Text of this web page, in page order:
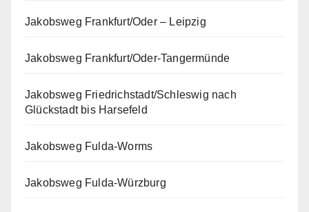
Jakobsweg Frankfurt/Oder – Leipzig
Jakobsweg Frankfurt/Oder-Tangermünde
Jakobsweg Friedrichstadt/Schleswig nach
Glückstadt bis Harsefeld
Jakobsweg Fulda-Worms
Jakobsweg Fulda-Würzburg